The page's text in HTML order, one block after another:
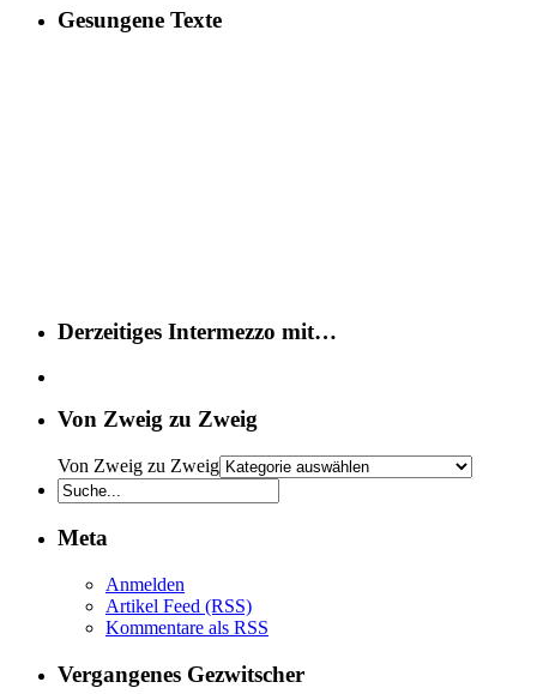
Gesungene Texte
Derzeitiges Intermezzo mit…
Von Zweig zu Zweig
Von Zweig zu Zweig
Meta
Anmelden
Artikel Feed (RSS)
Kommentare als RSS
Vergangenes Gezwitscher